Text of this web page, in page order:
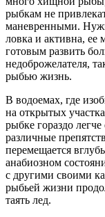
рыбкам не
маневренными.
ловка и активна, ее
готовым развить
недоброжелателя,
рыбью жизнь.
В водоемах, где
на открытых
рыбке гораздо
различные
перемещается
анабиозном
с другими своими
рыбьей жизни
таять лед.